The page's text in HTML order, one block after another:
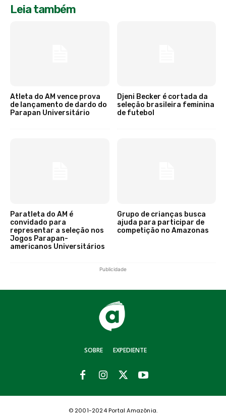
Leia também
Atleta do AM vence prova
de lançamento de dardo do
Parapan Universitário
Djeni Becker é cortada da
seleção brasileira feminina
de futebol
Paratleta do AM é
convidado para
representar a seleção nos
Jogos Parapan-
americanos Universitários
Grupo de crianças busca
ajuda para participar de
competição no Amazonas
Publicidade
SOBRE EXPEDIENTE
© 2001-2024 Portal Amazônia.